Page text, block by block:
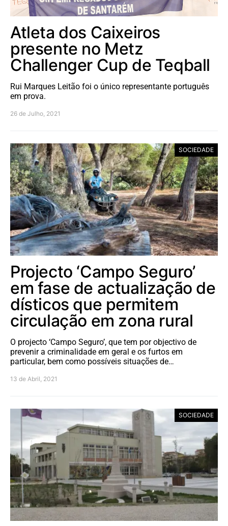
Atleta dos Caixeiros
presente no Metz
Challenger Cup de Teqball
Rui Marques Leitão foi o único representante português
em prova.
26 de Julho, 2021
SOCIEDADE
Projecto ‘Campo Seguro’
em fase de actualização de
dísticos que permitem
circulação em zona rural
O projecto ‘Campo Seguro’, que tem por objectivo de
prevenir a criminalidade em geral e os furtos em
particular, bem como possíveis situações de…
13 de Abril, 2021
SOCIEDADE